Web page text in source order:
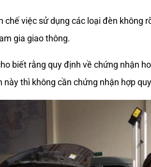
việc sử dụng các loại đèn không
gia giao thông.
biết rằng quy định về chứng nhận
thì không cần chứng nhận hợp